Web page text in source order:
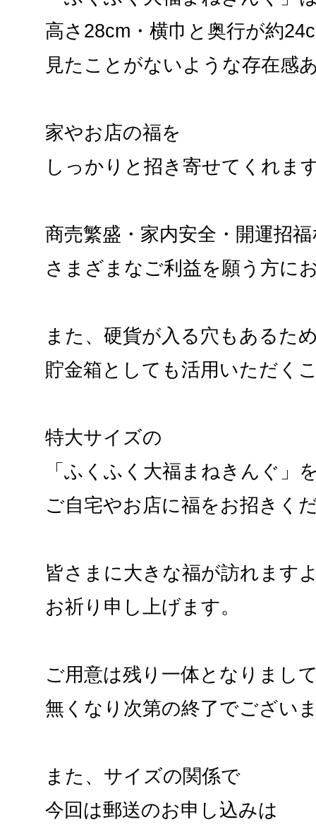
高さ28cm・横巾と奥行が約
見たことがないような存在感
家やお店の福を
しっかりと招き寄せてくれま
商売繁盛・家内安全・開運招
さまざまなご利益を願う方に
また、硬貨が入る穴もあるた
貯金箱としても活用いただく
特大サイズの
「ふくふく大福まねきんぐ」
ご自宅やお店に福をお招きく
皆さまに大きな福が訪れます
お祈り申し上げます。
ご用意は残り一体となりまし
無くなり次第の終了でござい
また、サイズの関係で
今回は郵送のお申し込みは